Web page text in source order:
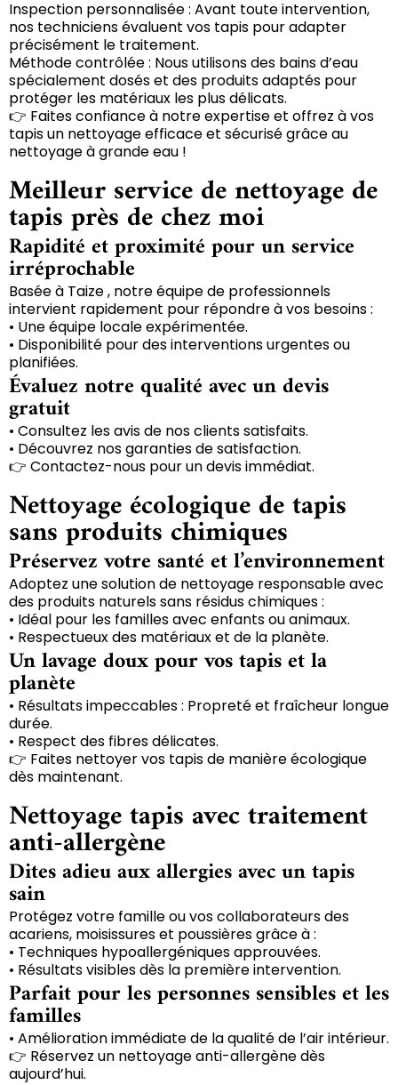
Inspection personnalisée : Avant toute intervention,
nos techniciens évaluent vos tapis pour adapter
précisément le traitement.
Méthode contrôlée : Nous utilisons des bains d’eau
spécialement dosés et des produits adaptés pour
protéger les matériaux les plus délicats.
👉 Faites confiance à notre expertise et offrez à vos
tapis un nettoyage efficace et sécurisé grâce au
nettoyage à grande eau !
Meilleur service de nettoyage de
tapis près de chez moi
Rapidité et proximité pour un service
irréprochable
Basée à Taize , notre équipe de professionnels
intervient rapidement pour répondre à vos besoins :
• Une équipe locale expérimentée.
• Disponibilité pour des interventions urgentes ou
planifiées.
Évaluez notre qualité avec un devis
gratuit
• Consultez les avis de nos clients satisfaits.
• Découvrez nos garanties de satisfaction.
👉 Contactez-nous pour un devis immédiat.
Nettoyage écologique de tapis
sans produits chimiques
Préservez votre santé et l’environnement
Adoptez une solution de nettoyage responsable avec
des produits naturels sans résidus chimiques :
• Idéal pour les familles avec enfants ou animaux.
• Respectueux des matériaux et de la planète.
Un lavage doux pour vos tapis et la
planète
• Résultats impeccables : Propreté et fraîcheur longue
durée.
• Respect des fibres délicates.
👉 Faites nettoyer vos tapis de manière écologique
dès maintenant.
Nettoyage tapis avec traitement
anti-allergène
Dites adieu aux allergies avec un tapis
sain
Protégez votre famille ou vos collaborateurs des
acariens, moisissures et poussières grâce à :
• Techniques hypoallergéniques approuvées.
• Résultats visibles dès la première intervention.
Parfait pour les personnes sensibles et les
familles
• Amélioration immédiate de la qualité de l’air intérieur.
👉 Réservez un nettoyage anti-allergène dès
aujourd’hui.